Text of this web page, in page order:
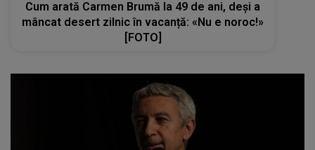
Cum arată Carmen Brumă la 49 de ani, deși a
mâncat desert zilnic în vacanță: «Nu e noroc!»
[FOTO]